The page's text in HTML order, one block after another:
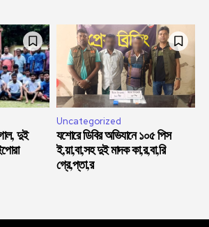
দুই
Uncategorized
যশোরে ডিবির অভিযানে ১০৫ পিস
ই,য়া,বা,সহ দুই মাদক কা,র,বা,রি
গ্রে,প্তা,র